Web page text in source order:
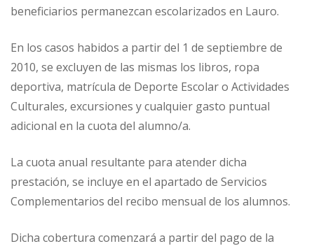
beneficiarios permanezcan escolarizados en Lauro.
En los casos habidos a partir del 1 de septiembre de
2010, se excluyen de las mismas los libros, ropa
deportiva, matrícula de Deporte Escolar o Actividades
Culturales, excursiones y cualquier gasto puntual
adicional en la cuota del alumno/a.
La cuota anual resultante para atender dicha
prestación, se incluye en el apartado de Servicios
Complementarios del recibo mensual de los alumnos.
Dicha cobertura comenzará a partir del pago de la